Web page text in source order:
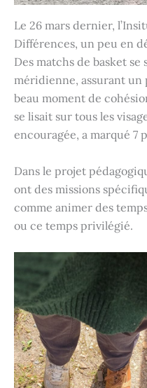
Le 26 mars dernier,
Différences, un peu en
Des matchs de basket
méridienne, assurant un
beau moment de
se lisait sur tous les
encouragée, a marqué 7
Dans le projet
ont des missions
comme animer des
ou ce temps privilégié.